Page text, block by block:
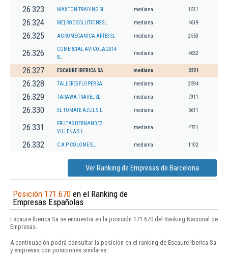
26.323 MAXTON TRADING SL mediana 1511
26.324 MELROC SOLUTIONS SL mediana 4619
26.325 AGROMECANICA ARTES SL mediana 2553
26.326
COMERCIAL AVICOLA 2014
SL.
mediana 4632
26.327 ESCAURE IBERICA SA mediana 2221
26.328 TALLERES FLOPER SA mediana 2594
26.329 TARAWA TRAVEL SL mediana 7911
26.330 EL TOMATE AZUL S.L. mediana 5611
26.331
FRUTAS HERNANDEZ
VILLENA S.L.
mediana 4721
26.332 C A P COLOME SL. mediana 1102
Ver Ranking de Empresas de Barcelona
Posición 171.670 en el Ranking de
Empresas Españolas
Escaure Iberica Sa se encuentra en la posición 171.670 del Ranking Nacional de
Empresas.
A continuación podrá consultar la posición en el ranking de Escaure Iberica Sa
y empresas con posiciones similares: